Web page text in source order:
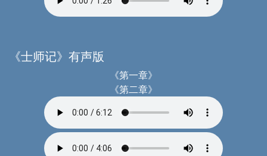
《士师记》有声版
《第一章》
《第二章》